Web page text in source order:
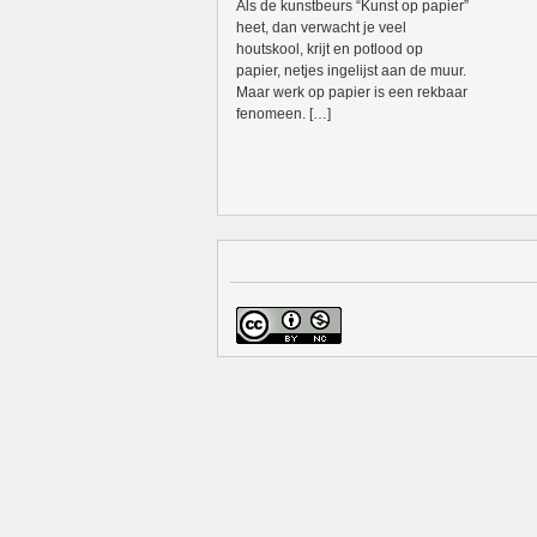
Als de kunstbeurs “Kunst op papier”
heet, dan verwacht je veel
houtskool, krijt en potlood op
papier, netjes ingelijst aan de muur.
Maar werk op papier is een rekbaar
fenomeen. […]